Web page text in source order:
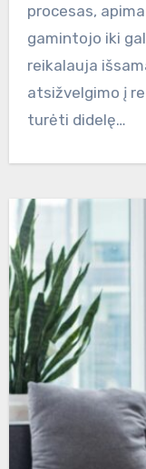
procesas,
gamintojo iki
reikalauja
atsižvelgimo į
turėti didelę…